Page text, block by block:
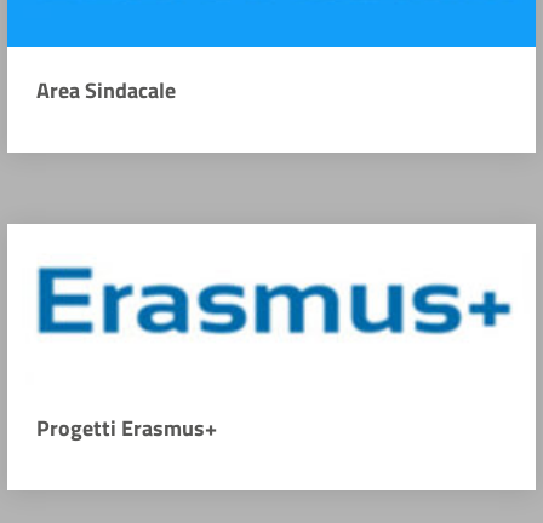
Area Sindacale
Progetti Erasmus+